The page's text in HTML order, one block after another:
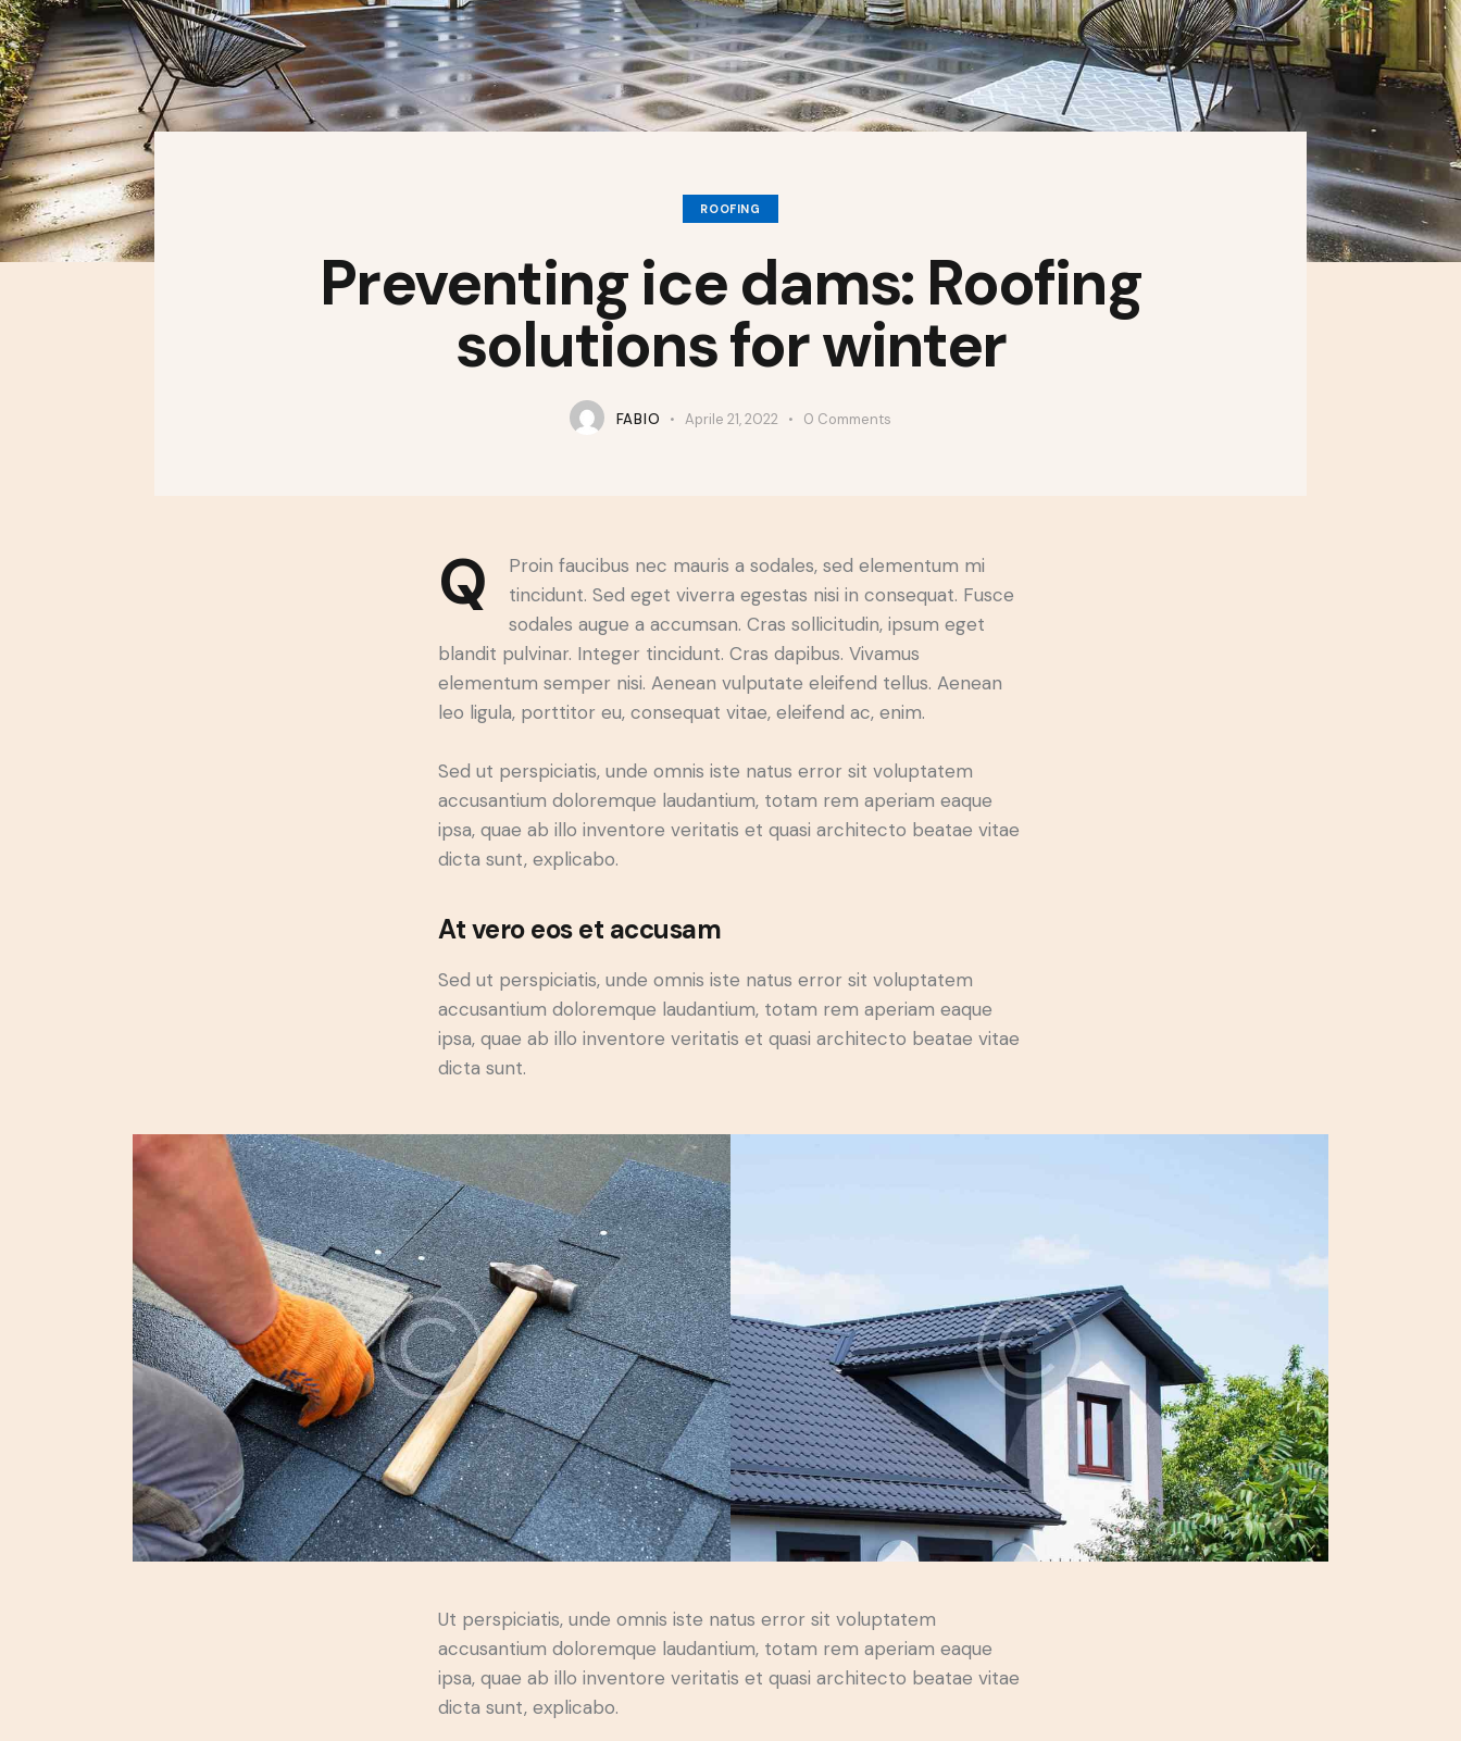
ROOFING
Preventing ice dams: Roofing
solutions for winter
FABIO Aprile 21, 2022 0 Comments
Q
Proin faucibus nec mauris a sodales, sed elementum mi
tincidunt. Sed eget viverra egestas nisi in consequat. Fusce
sodales augue a accumsan. Cras sollicitudin, ipsum eget
blandit pulvinar. Integer tincidunt. Cras dapibus. Vivamus
elementum semper nisi. Aenean vulputate eleifend tellus. Aenean
leo ligula, porttitor eu, consequat vitae, eleifend ac, enim.
Sed ut perspiciatis, unde omnis iste natus error sit voluptatem
accusantium doloremque laudantium, totam rem aperiam eaque
ipsa, quae ab illo inventore veritatis et quasi architecto beatae vitae
dicta sunt, explicabo.
At vero eos et accusam
Sed ut perspiciatis, unde omnis iste natus error sit voluptatem
accusantium doloremque laudantium, totam rem aperiam eaque
ipsa, quae ab illo inventore veritatis et quasi architecto beatae vitae
dicta sunt.
Ut perspiciatis, unde omnis iste natus error sit voluptatem
accusantium doloremque laudantium, totam rem aperiam eaque
ipsa, quae ab illo inventore veritatis et quasi architecto beatae vitae
dicta sunt, explicabo.